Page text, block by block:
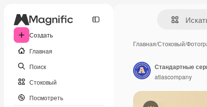
Создать
Главная
Поиск
Стоковый
Посмотреть
Главная/Стоковый/
Стандартные
atlascompany